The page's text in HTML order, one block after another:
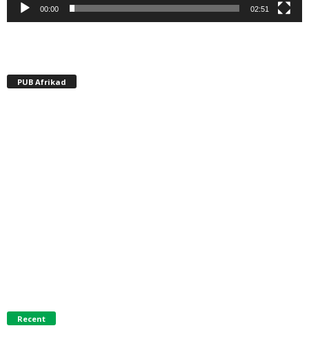
00:00 02:51
PUB Afrikad
Recent